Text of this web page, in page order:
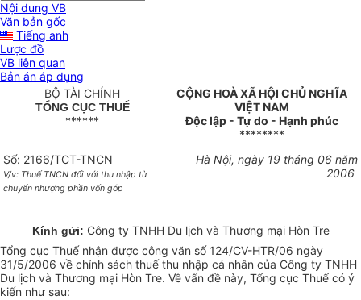
Nội dung VB
Văn bản gốc
Tiếng anh
Lược đồ
VB liên quan
Bản án áp dụng
BỘ TÀI CHÍNH
TỔNG CỤC THUẾ
******
CỘNG HOÀ XÃ HỘI CHỦ NGHĨA
VIỆT NAM
Độc lập - Tự do - Hạnh phúc
********
Số: 2166/TCT-TNCN
V/v: Thuế TNCN đối với thu nhập từ
chuyển nhượng phần vốn góp
Hà Nội, ngày 19 tháng 06 năm
2006
Kính gửi: Công ty TNHH Du lịch và Thương mại Hòn Tre
Tổng cục Thuế nhận được công văn số 124/CV-HTR/06 ngày
31/5/2006 về chính sách thuế thu nhập cá nhân của Công ty TNHH
Du lịch và Thương mại Hòn Tre. Về vấn đề này, Tổng cục Thuế có ý
kiến như sau: